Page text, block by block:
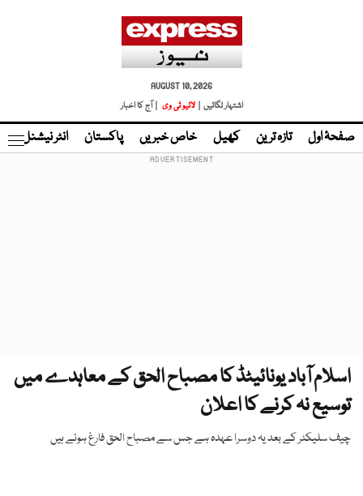
AUGUST 10, 2026
اشتہار لگائیں |
لائیو ٹی وی | آج کا اخبار
صفحۂ اول تازہ ترین کھیل خاص خبریں پاکستان انٹر نیشنل
اسلام آباد یونائیٹڈ کا مصباح الحق کے معاہدے میں
توسیع نہ کرنے کا اعلان
چیف سلیکٹر کے بعد یہ دوسرا عہدہ ہے جس سے مصباح الحق فارغ ہوئے ہیں